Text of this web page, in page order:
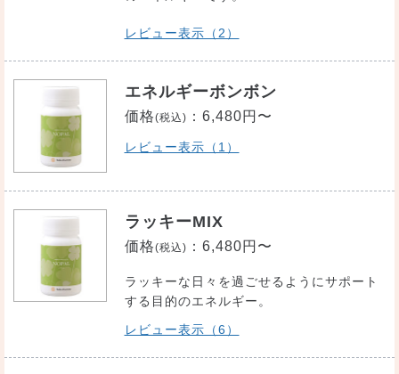
レビュー表示（2）
エネルギーボンボン
価格(税込) ： 6,480円〜
レビュー表示（1）
ラッキーMIX
価格(税込) ： 6,480円〜
ラッキーな日々を過ごせるようにサポート
する目的のエネルギー。
レビュー表示（6）